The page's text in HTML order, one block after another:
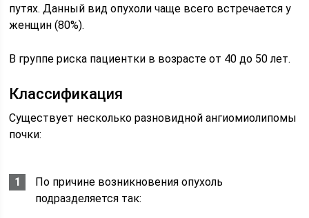
путях. Данный вид опухоли чаще всего встречается у
женщин (80%).
В группе риска пациентки в возрасте от 40 до 50 лет.
Классификация
Существует несколько разновидной ангиомиолипомы
почки:
По причине возникновения опухоль
подразделяется так: